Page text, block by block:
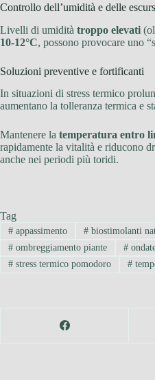
Controllo dell’umidità e delle
Livelli di umidità troppo elevati
10-12°C, possono provocare uno
Soluzioni preventive e fortificanti
In situazioni di stress termico
aumentano la tolleranza termica e
Mantenere la temperatura entro
rapidamente la vitalità e riducono
anche nei periodi più toridi.
Tag
#appassimento #biostimolanti
#ombreggiamento piante #
#stress termico pomodoro #